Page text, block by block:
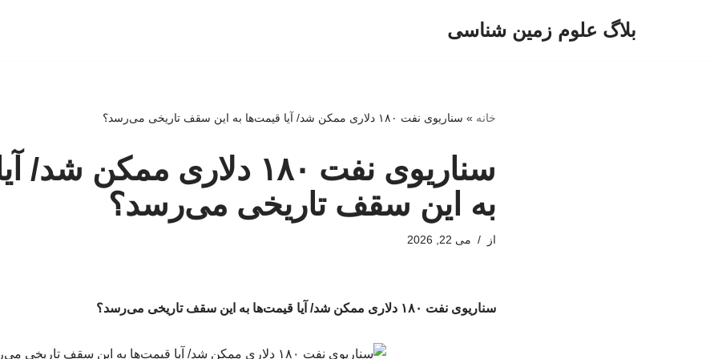
بلاگ علوم زمین شناسی
خانه » سناریوی نفت ۱۸۰ دلاری ممکن شد/ آیا قیمت‌ها به این سقف تاریخی می‌رسد؟
سناریوی نفت ۱۸۰ دلاری ممکن
به این سقف تاریخی می‌رسد؟
از می 22, 2026
سناریوی نفت ۱۸۰ دلاری ممکن شد/ آیا قیمت‌ها به این سقف تاریخی می‌رسد؟